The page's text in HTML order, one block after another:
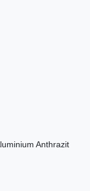
Anthrazit